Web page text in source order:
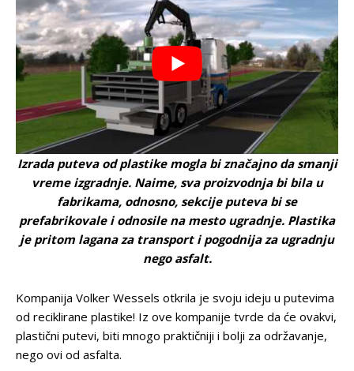
Izrada puteva od plastike mogla bi značajno da smanji
vreme izgradnje. Naime, sva proizvodnja bi bila u
fabrikama, odnosno, sekcije puteva bi se
prefabrikovale i odnosile na mesto ugradnje. Plastika
je pritom lagana za transport i pogodnija za ugradnju
nego asfalt.
Kompanija Volker Wessels otkrila je svoju ideju u putevima
od reciklirane plastike! Iz ove kompanije tvrde da će ovakvi,
plastični putevi, biti mnogo praktičniji i bolji za održavanje,
nego ovi od asfalta.